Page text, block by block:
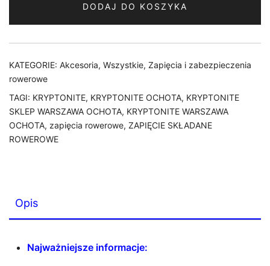
1018
NA
SZYFR
cm
180
cm
DODAJ DO KOSZYKA
KATEGORIE: Akcesoria, Wszystkie, Zapięcia i zabezpieczenia
rowerowe
TAGI: KRYPTONITE, KRYPTONITE OCHOTA, KRYPTONITE
SKLEP WARSZAWA OCHOTA, KRYPTONITE WARSZAWA
OCHOTA, zapięcia rowerowe, ZAPIĘCIE SKŁADANE
ROWEROWE
Opis
Najważniejsze informacje: